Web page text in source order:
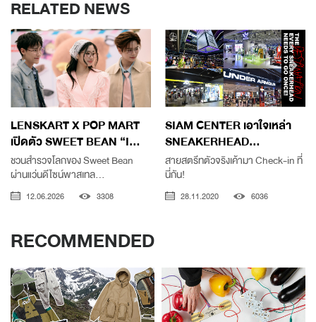
RELATED NEWS
LENSKART X POP MART
เปิดตัว SWEET BEAN “I...
ชวนสำรวจโลกของ Sweet Bean
ผ่านแว่นดีไซน์พาสเทล...
12.06.2026 3308
SIAM CENTER เอาใจเหล่า
SNEAKERHEAD...
สายสตรีทตัวจริงเค้ามา Check-in ที่
นี่กัน!
28.11.2020 6036
RECOMMENDED